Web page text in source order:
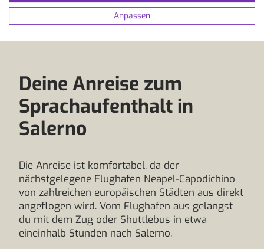
Deine Anreise zum
Sprachaufenthalt in
Salerno
Die Anreise ist komfortabel, da der
nächstgelegene Flughafen Neapel-Capodichino
von zahlreichen europäischen Städten aus direkt
angeflogen wird. Vom Flughafen aus gelangst
du mit dem Zug oder Shuttlebus in etwa
eineinhalb Stunden nach Salerno.
Anpassen